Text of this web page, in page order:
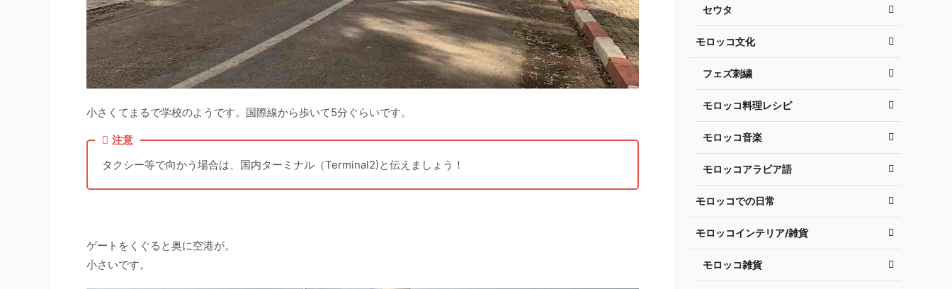
小さくてまるで学校のようです。国際線から歩いて5分ぐらいです。
注意
タクシー等で向かう場合は、国内ターミナル（Terminal2)と伝えましょう！
ゲートをくぐると奥に空港が。
小さいです。
セウタ
モロッコ文化
フェズ刺繍
モロッコ料理レシピ
モロッコ音楽
モロッコアラビア語
モロッコでの日常
モロッコインテリア/雑貨
モロッコ雑貨